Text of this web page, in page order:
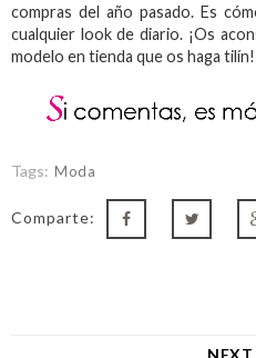
compras del año pasado. Es
cualquier look de diario. ¡Os
modelo en tienda que os haga tilín!
Tags: Moda
Comparte: